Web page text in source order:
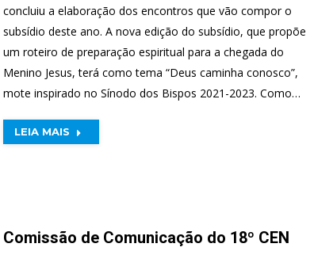
concluiu a elaboração dos encontros que vão compor o
subsídio deste ano. A nova edição do subsídio, que propõe
um roteiro de preparação espiritual para a chegada do
Menino Jesus, terá como tema “Deus caminha conosco”,
mote inspirado no Sínodo dos Bispos 2021-2023. Como…
LEIA MAIS
Comissão de Comunicação do 18º CEN